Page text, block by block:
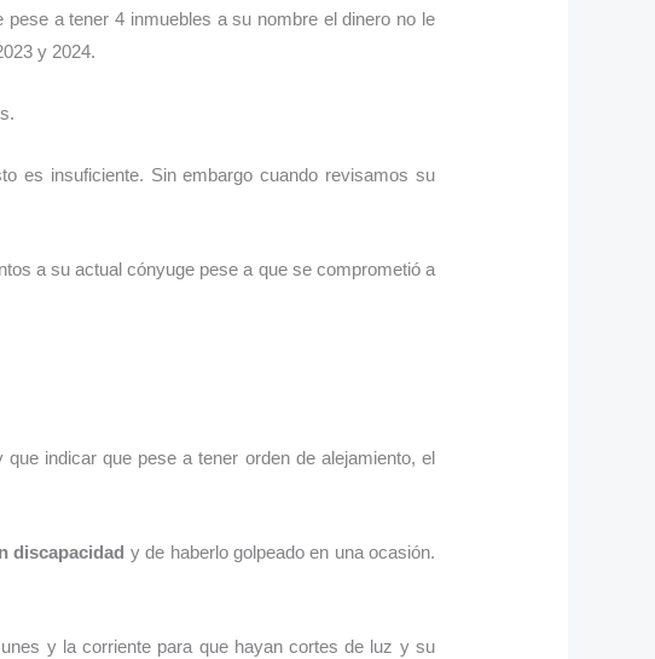
a tener 4 inmuebles a su nombre el dinero no le
y 2024.
es insuficiente. Sin embargo cuando revisamos su
a su actual cónyuge pese a que se comprometió a
indicar que pese a tener orden de alejamiento, el
discapacidad y de haberlo golpeado en una ocasión.
y la corriente para que hayan cortes de luz y su